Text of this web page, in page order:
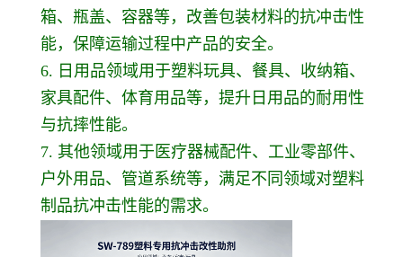
箱、瓶盖、容器等，改善包装材料的抗冲击性
能，保障运输过程中产品的安全。
6. 日用品领域用于塑料玩具、餐具、收纳箱、
家具配件、体育用品等，提升日用品的耐用性
与抗摔性能。
7. 其他领域用于医疗器械配件、工业零部件、
户外用品、管道系统等，满足不同领域对塑料
制品抗冲击性能的需求。